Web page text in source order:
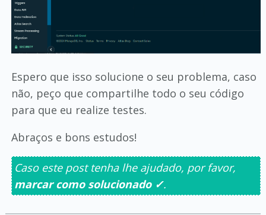
Espero que isso solucione o seu problema, caso
não, peço que compartilhe todo o seu código
para que eu realize testes.
Abraços e bons estudos!
Caso este post tenha lhe ajudado, por favor,
marcar como solucionado ✓.